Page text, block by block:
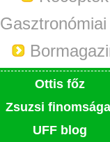
Ottis főz
Zsuzsi
UFF blog